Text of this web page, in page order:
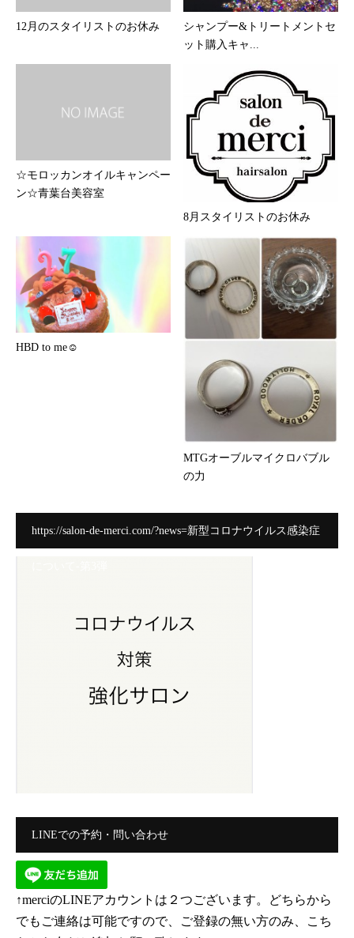
12月のスタイリストのお休み
シャンプー&トリートメントセ
ット購入キャ...
☆モロッカンオイルキャンペー
ン☆青葉台美容室
8月スタイリストのお休み
HBD to me☺︎
MTGオーブルマイクロバブル
の力
https://salon-de-merci.com/?news=新型コロナウイルス感染症
LINEでの予約・問い合わせ
↑merciのLINEアカウントは２つございます。どちらから
でもご連絡は可能ですので、ご登録の無い方のみ、こち